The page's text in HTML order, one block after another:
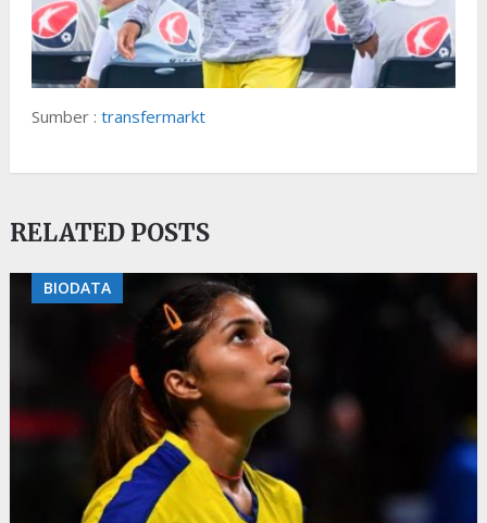
Sumber : transfermarkt
RELATED POSTS
BIODATA